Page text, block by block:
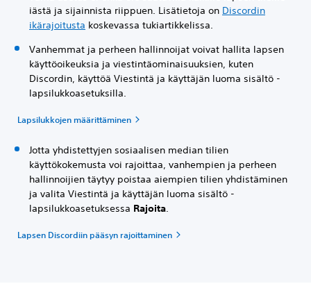
iästä ja sijainnista riippuen. Lisätietoja on Discordin
ikärajoitusta koskevassa tukiartikkelissa.
Vanhemmat ja perheen hallinnoijat voivat hallita lapsen
käyttöoikeuksia ja viestintäominaisuuksien, kuten
Discordin, käyttöä Viestintä ja käyttäjän luoma sisältö -
lapsilukkoasetuksilla.
Lapsilukkojen määrittäminen
Jotta yhdistettyjen sosiaalisen median tilien
käyttökokemusta voi rajoittaa, vanhempien ja perheen
hallinnoijien täytyy poistaa aiempien tilien yhdistäminen
ja valita Viestintä ja käyttäjän luoma sisältö -
lapsilukkoasetuksessa Rajoita.
Lapsen Discordiin pääsyn rajoittaminen